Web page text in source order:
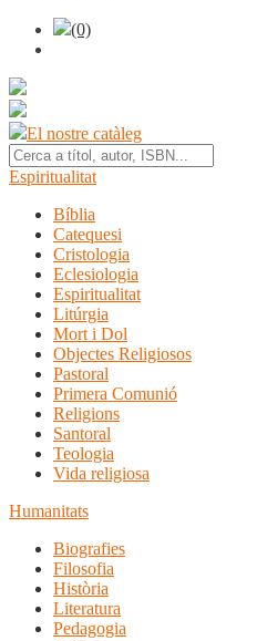
(0)
El nostre catàleg
Espiritualitat
Bíblia
Catequesi
Cristologia
Eclesiologia
Espiritualitat
Litúrgia
Mort i Dol
Objectes Religiosos
Pastoral
Primera Comunió
Religions
Santoral
Teologia
Vida religiosa
Humanitats
Biografies
Filosofia
Història
Literatura
Pedagogia